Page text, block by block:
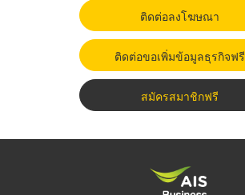
ติดต่อลงโฆษณา
ติดต่อขอเพิ่มข้อมูลธุรกิจฟรี
สมัครสมาชิกฟรี